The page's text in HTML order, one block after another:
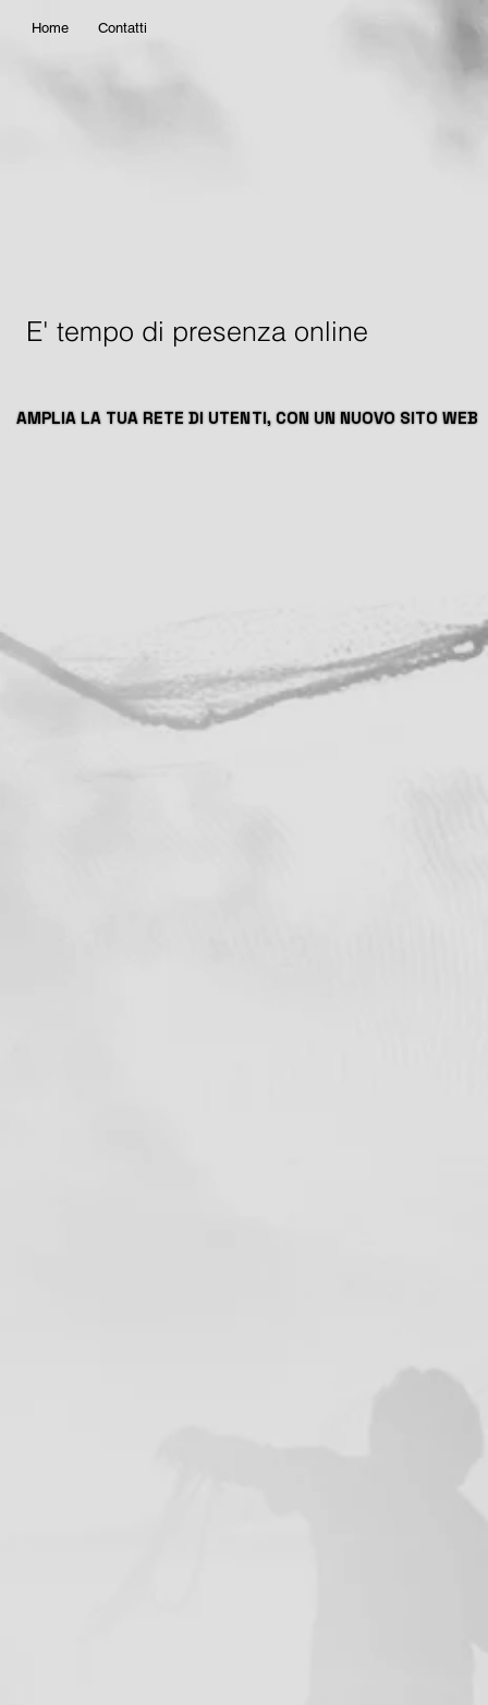
Home Contatti
E' tempo di presenza online
​AMPLIA LA TUA RETE DI UTENTI, CON UN NUOVO SITO WEB
​AMPLIA LA TUA RETE DI UTENTI, CON UN NUOVO SITO WEB